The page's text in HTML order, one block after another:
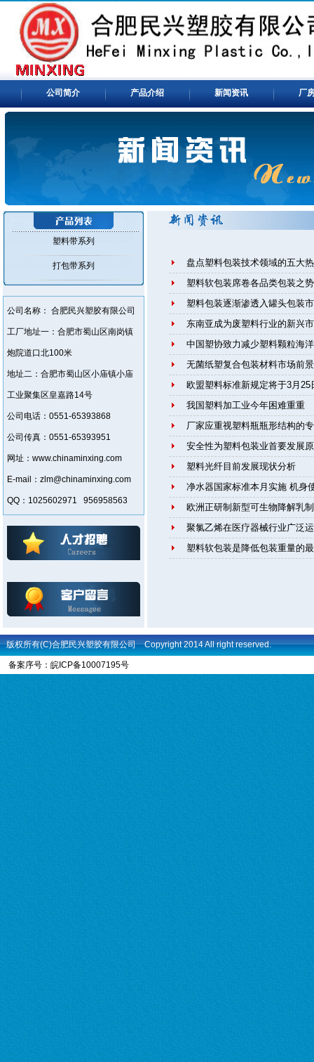
公司简介 产品介绍 新闻资讯 厂
塑料带系列
打包带系列
公司名称： 合肥民兴塑胶有限公司
工厂地址一：合肥市蜀山区南岗镇
炮院道口北100米
地址二：合肥市蜀山区小庙镇小庙
工业聚集区皇嘉路14号
公司电话：0551-65393868
公司传真：0551-65393951
网址：www.chinaminxing.com
E-mail：zlm@chinaminxing.com
QQ：1025602971 956958563
盘点塑料包装技术领域的五大
塑料软包装席卷各品类包装之
塑料包装逐渐渗透入罐头包装
东南亚成为废塑料行业的新兴
中国塑协致力减少塑料颗粒海
无菌纸塑复合包装材料市场前
欧盟塑料标准新规定将于3月25
我国塑料加工业今年困难重重
厂家应重视塑料瓶瓶形结构的
安全性为塑料包装业首要发展
塑料光纤目前发展现状分析
净水器国家标准本月实施 机身
欧洲正研制新型可生物降解乳
聚氯乙烯在医疗器械行业广泛
塑料软包装是降低包装重量的
版权所有(C)合肥民兴塑胶有限公司 Copyright 2014 All right reserved.
备案序号： 皖ICP备10007195号